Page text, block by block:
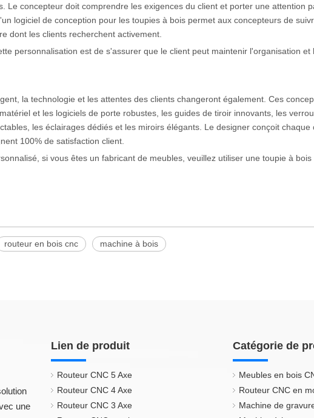
Le concepteur doit comprendre les exigences du client et porter une attention
logiciel de conception pour les toupies à bois permet aux concepteurs de
dont les clients recherchent activement.
personnalisation est de s'assurer que le client peut maintenir l'organisation et
la technologie et les attentes des clients changeront également. Ces
et les logiciels de porte robustes, les guides de tiroir innovants, les
les éclairages dédiés et les miroirs élégants. Le designer conçoit chaque
100% de satisfaction client.
si vous êtes un fabricant de meubles, veuillez utiliser une toupie à
routeur en bois cnc machine à bois
une
Lien de produit
Routeur CNC 5 Axe
Routeur CNC 4 Axe
Routeur CNC 3 Axe
Catégorie de
Meubles en bois
Routeur CNC en
Machine de